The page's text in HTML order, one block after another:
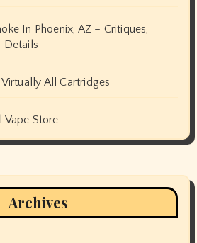
In Phoenix, AZ – Critiques,
Details
All Cartridges
Vape Store
Archives